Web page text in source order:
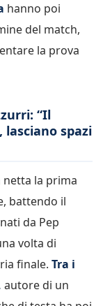
hanno poi
del match,
la prova
“Il
lasciano spazi
netta la prima
battendo il
da Pep
volta di
finale. Tra i
autore di un